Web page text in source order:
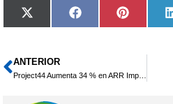
Compartir
en
X
(Twitter)
Compartir
en
Facebook
en
Ant
ANTERIOR